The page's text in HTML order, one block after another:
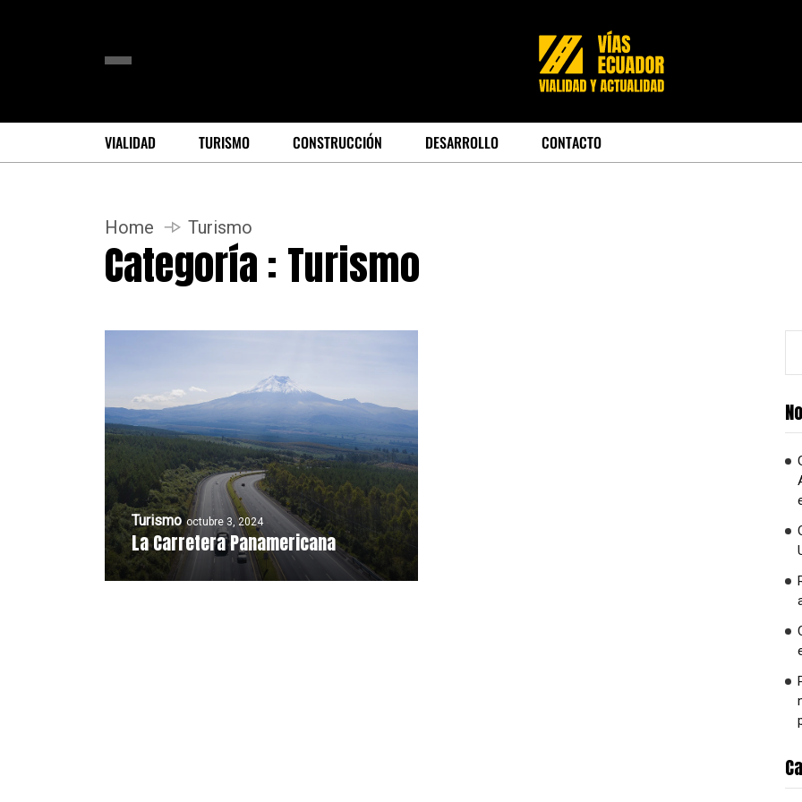
VIALIDAD TURISMO CONSTRUCCIÓN DESARROLLO CONTACTO
Home Turismo
Categoría : Turismo
Turismo octubre 3, 2024
La Carretera Panamericana